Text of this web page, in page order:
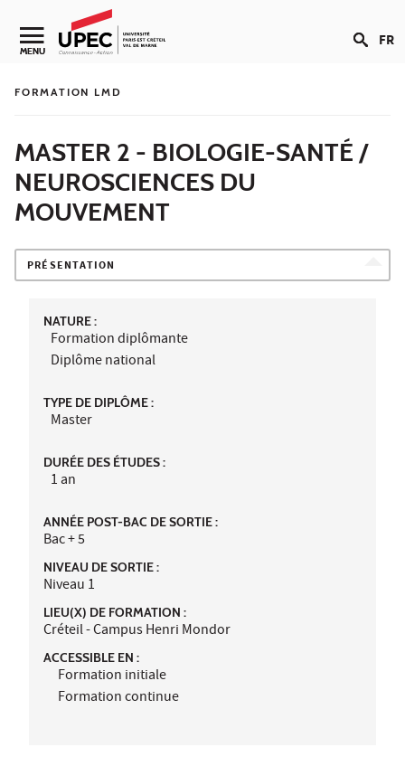
Aller au contenu
Navigation secondaire
MENU FR
FORMATION LMD
MASTER 2 - BIOLOGIE-SANTÉ /
NEUROSCIENCES DU
MOUVEMENT
PRÉSENTATION
NATURE :
Formation diplômante
Diplôme national
TYPE DE DIPLÔME :
Master
DURÉE DES ÉTUDES :
1 an
ANNÉE POST-BAC DE SORTIE :
Bac + 5
NIVEAU DE SORTIE :
Niveau 1
LIEU(X) DE FORMATION :
Créteil - Campus Henri Mondor
ACCESSIBLE EN :
Formation initiale
Formation continue